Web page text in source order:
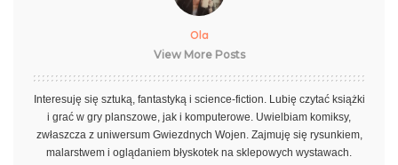
Ola
View More Posts
Interesuję się sztuką, fantastyką i science-fiction. Lubię czytać książki
i grać w gry planszowe, jak i komputerowe. Uwielbiam komiksy,
zwłaszcza z uniwersum Gwiezdnych Wojen. Zajmuję się rysunkiem,
malarstwem i oglądaniem błyskotek na sklepowych wystawach.